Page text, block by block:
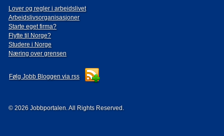
Lover og regler i arbeidslivet
Arbeidslivsorganisasjoner
Starte eget firma?
Flytte til Norge?
Studere i Norge
Næring over grensen
Følg Jobb Bloggen via rss
© 2026 Jobbportalen. All Rights Reserved.